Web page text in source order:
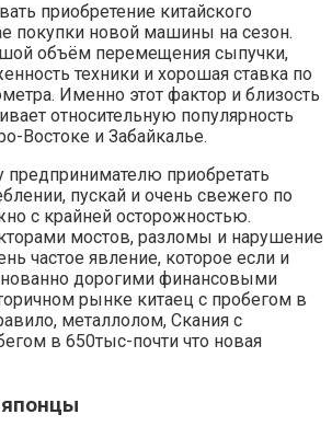
приобретение китайского
покупки новой машины на сезон.
объём перемещения сыпучки,
техники и хорошая ставка по
Именно этот фактор и близость
относительную популярность
Востоке и Забайкалье.
приобретать
пускай и очень свежего по
с крайней осторожностью.
мостов, разломы и нарушение
частое явление, которое если и
дорогими финансовыми
рынке китаец с пробегом в
металлолом, Скания с
в 650тыс-почти что новая